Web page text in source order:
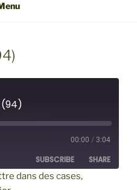
(94)
00:00 / 3:04
SUBSCRIBE SHARE
dans des cases,